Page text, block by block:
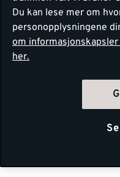
Du kan lese mer om
personopplysningene
om informasjonskapsler
her.